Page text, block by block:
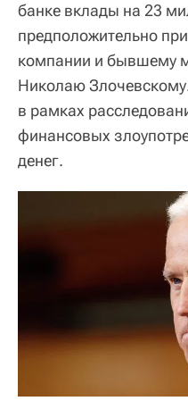
банке вклады на 23
предположительно
компании и бывшему
Николаю
в рамках
финансовых
денег.